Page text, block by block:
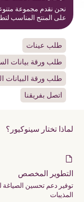
نحن نقدم مجموعة
على المنتج المناسب
طلب عينات
طلب ورقة بيانات
طلب ورقة البيانات
اتصل بفريقنا
لماذا تختار سينوكيور؟
التطوير المخصص
توفير دعم تحسين الصياغة
المذيبات